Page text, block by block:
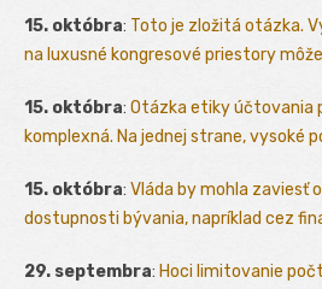
15. októbra: Toto je zložitá otázka.
na luxusné kongresové priestory
15. októbra: Otázka etiky účtovania
komplexná. Na jednej strane, vysoké
15. októbra: Vláda by mohla zaviesť
dostupnosti bývania, napríklad cez
29. septembra: Hoci limitovanie